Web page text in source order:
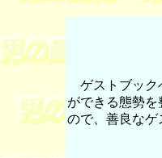
ゲストブック
ができる態勢
ので、善良な